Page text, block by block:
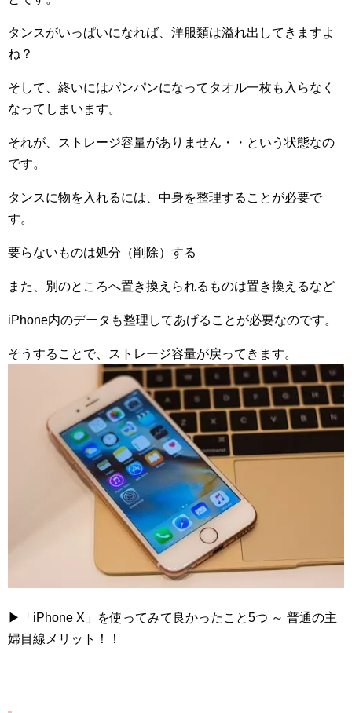
タンスがいっぱいになれば、洋服類は溢れ出してきますよ
ね？
そして、終いにはパンパンになってタオル一枚も入らなく
なってしまいます。
それが、ストレージ容量がありません・・という状態なの
です。
タンスに物を入れるには、中身を整理することが必要で
す。
要らないものは処分（削除）する
また、別のところへ置き換えられるものは置き換えるなど
iPhone内のデータも整理してあげることが必要なのです。
そうすることで、ストレージ容量が戻ってきます。
▶︎「 iPhone X 」を使ってみて良かったこと5つ ～ 普通の主
婦目線メリット！！